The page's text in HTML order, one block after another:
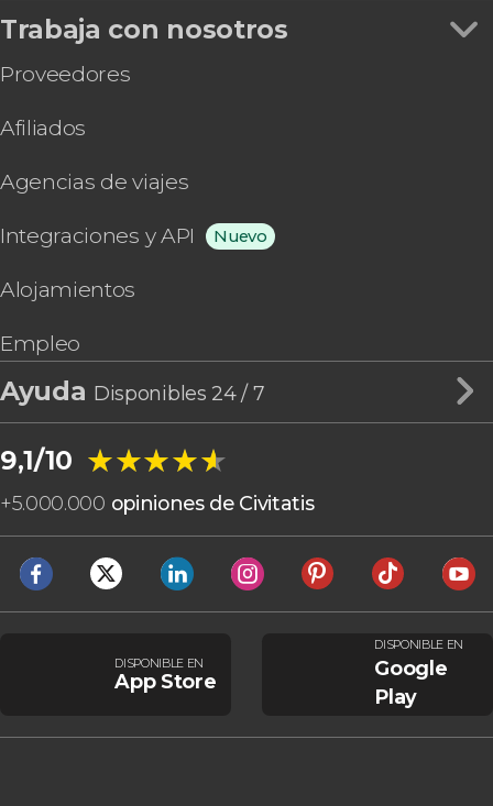
Trabaja con nosotros
Proveedores
Afiliados
Agencias de viajes
Integraciones y API Nuevo
Alojamientos
Empleo
Ayuda Disponibles 24 / 7
9,1/10 ★★★★★
★★★★★
+5.000.000 opiniones de Civitatis
DISPONIBLE EN
App Store
DISPONIBLE EN
Google
Play